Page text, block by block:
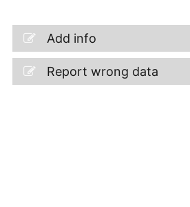
Add info
Report wrong data